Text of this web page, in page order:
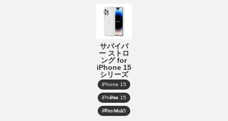
サバイバ
ー ストロ
ング for
iPhone 15
シリーズ
iPhone 15
iPhone 15 Pro
iPhone 15 Pro Max